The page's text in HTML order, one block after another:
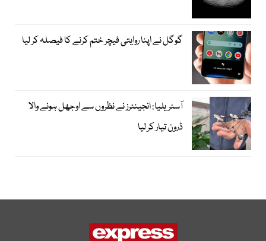
گوگل نے اپنا روایتی فیچر ختم کرنے کا فیصلہ کر لیا
آسٹریلیا: انجینئرز نے نظروں سے اوجھل ہونے والا
ڈرون تیار کر لیا